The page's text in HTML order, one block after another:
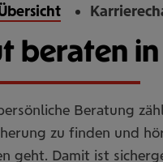
beraten
Beratung
zu finden und
geht. Damit ist